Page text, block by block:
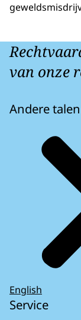
van onze
Andere talen
English
Service